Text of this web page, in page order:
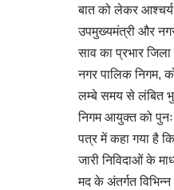
बात को लेकर आश्चर्य
उपमुख्यमंत्री और
साव का प्रभार जिला
नगर पालिक निगम,
लम्बे समय से लंबित
निगम आयुक्त को
पत्र में कहा गया है कि
जारी निविदाओं के
मद के अंतर्गत विभिन्न